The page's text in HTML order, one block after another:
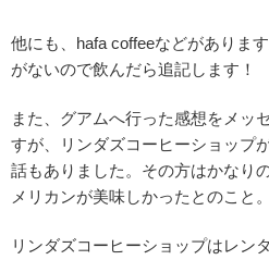
他にも、hafa coffeeなどがありま
がないので飲んだら追記します！
また、グアムへ行った感想をメッ
すが、リンダズコーヒーショップ
話もありました。その方はかなり
メリカンが美味しかったとのこと。
リンダズコーヒーショップはレン